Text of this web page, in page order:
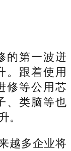
第一波迸
。跟着使用
修等公用芯
、类脑等也
。
多企业将